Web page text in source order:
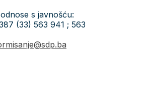
s javnošću:
(33) 563 941 ; 563